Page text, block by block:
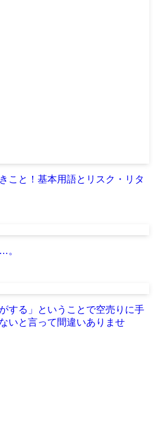
こと！基本用語とリスク・リタ
。
する」ということで空売りに手
いと言って間違いありませ